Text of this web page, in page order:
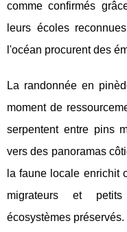
comme confirmés
leurs écoles
l'océan procurent des
La randonnée en
moment de
serpentent entre pins
vers des panoramas
la faune locale enrichit
migrateurs et
écosystèmes préservés.